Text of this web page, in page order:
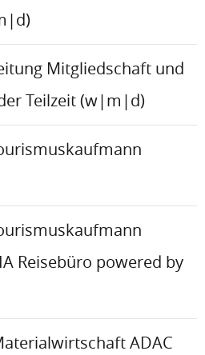
Mitgliedschaft und
Teilzeit (w|m|d)
Reisebüro powered by
ADAC